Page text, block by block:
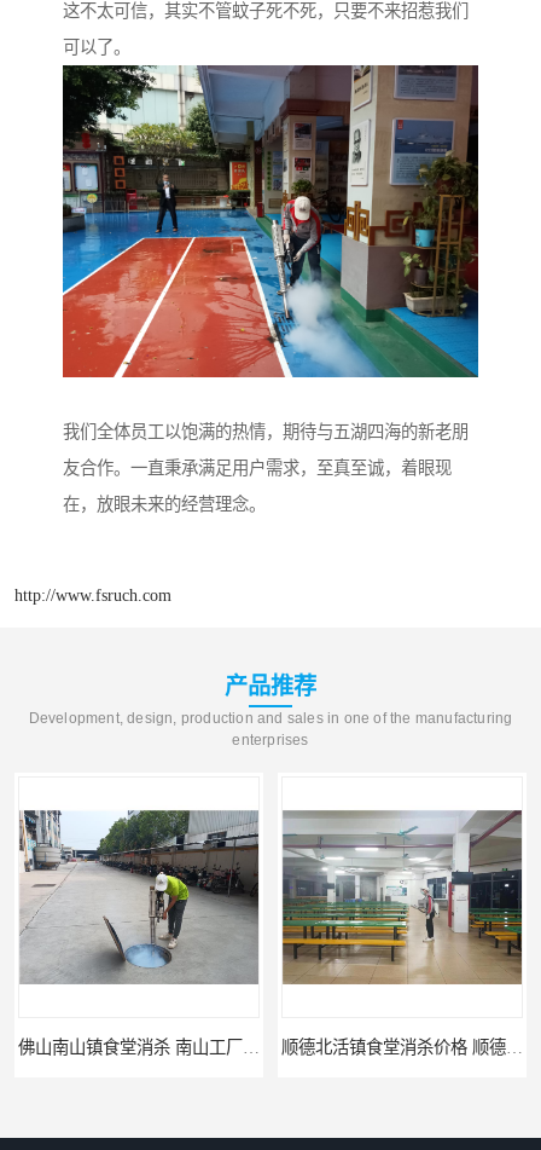
这不太可信，其实不管蚊子死不死，只要不来招惹我们
可以了。
我们全体员工以饱满的热情，期待与五湖四海的新老朋
友合作。一直秉承满足用户需求，至真至诚，着眼现
在，放眼未来的经营理念。
http://www.fsruch.com
产品推荐
Development, design, production and sales in one of the manufacturing
enterprises